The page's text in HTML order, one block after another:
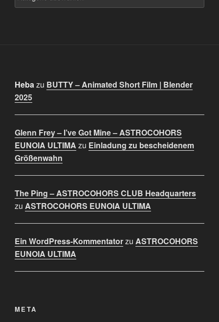
Hebazu BUTTY – Animated Short Film | Blender
2025
Glenn Frey – I’ve Got Mine – ASTROCOHORS
EUNOIA ULTIMA zu Einladung zu bescheidenem
Größenwahn
The Ping – ASTROCOHORS CLUB Headquarters
zu ASTROCOHORS EUNOIA ULTIMA
Ein WordPress-Kommentatorzu ASTROCOHORS
EUNOIA ULTIMA
META